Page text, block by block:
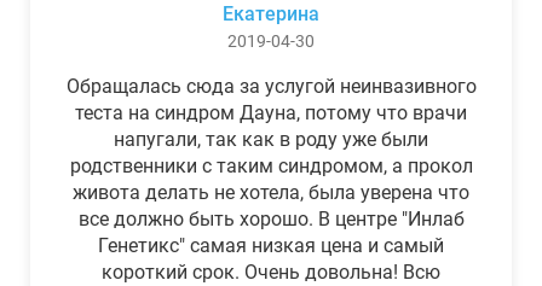
Екатерина
2019-04-30
Обращалась сюда за услугой неинвазивного
теста на синдром Дауна, потому что врачи
напугали, так как в роду уже были
родственники с таким синдромом, а прокол
живота делать не хотела, была уверена что
все должно быть хорошо. В центре "Инлаб
Генетикс" самая низкая цена и самый
короткий срок. Очень довольна! Всю